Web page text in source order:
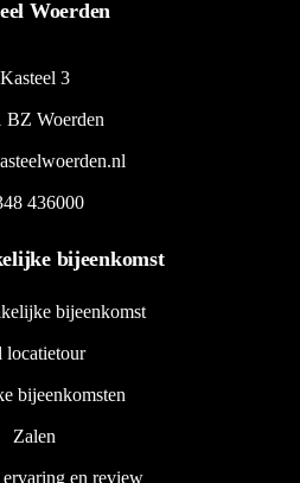
Woerden
Kasteel 3
BZ Woerden
436000
bijeenkomst
bijeenkomst
locatietour
bijeenkomsten
Zalen
en review